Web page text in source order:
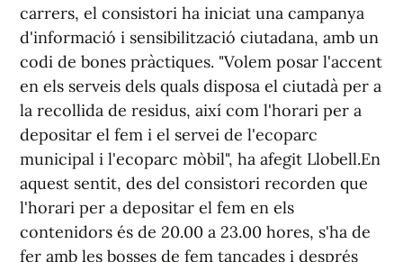
carrers, el consistori ha iniciat una campanya
d'informació i sensibilització ciutadana, amb un
codi de bones pràctiques. "Volem posar l'accent
en els serveis dels quals disposa el ciutadà per a
la recollida de residus, així com l'horari per a
depositar el fem i el servei de l'ecoparc
municipal i l'ecoparc mòbil", ha afegit Llobell.En
aquest sentit, des del consistori recorden que
l'horari per a depositar el fem en els
contenidors és de 20.00 a 23.00 hores, s'ha de
fer amb les bosses de fem tancades i després